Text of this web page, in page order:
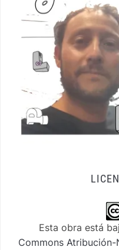
Esta obra está
Commons